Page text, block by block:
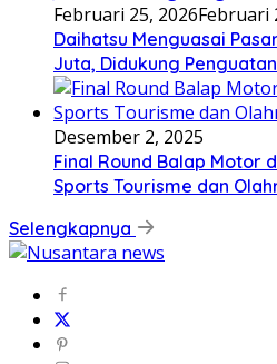
Februari 25, 2026Februari
Daihatsu Menguasai
Juta, Didukung
Desember 2, 2025
Final Round Balap Motor
Sports Tourisme dan
Selengkapnya